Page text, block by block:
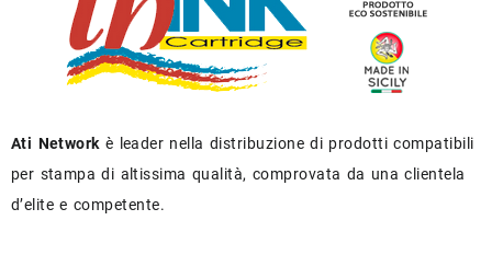
Ati Network è leader nella distribuzione di prodotti compatibili
per stampa di altissima qualità, comprovata da una clientela
d’elite e competente.